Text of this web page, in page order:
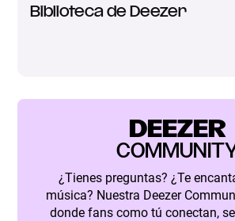
Biblioteca de Deezer
DEEZER
¿Tienes preguntas? ¿Te
música? Nuestra Deezer
donde fans como tú conectan,